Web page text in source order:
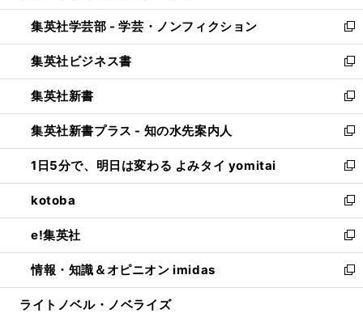
開
く
ウ
で
開
く
ン
ド
ウ
で
開
く
ウ
ィ
ン
ド
ウ
で
開
く
集英社学芸部 - 学芸・ノンフィクション
新
し
い
ウ
ィ
ン
ド
ウ
で
開
く
集英社ビジネス書
新
し
い
ウ
ィ
ン
ド
ウ
で
開
く
集英社新書
新
し
い
ウ
ィ
ン
ド
ウ
で
開
く
集英社新書プラス - 知の水先案内人
新
し
い
ウ
ィ
ン
ド
ウ
で
開
1日5分で、明日は変わる よみタイ yomitai
新
し
い
ウ
ィ
ン
ド
ウ
kotoba
新
し
い
ウ
ィ
ン
e!集英社
新
し
い
ウ
情報・知識＆オピニオン imidas
新
し
ライトノベル・ノベライズ